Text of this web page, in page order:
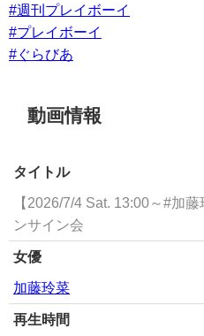
#週刊プレイボーイ
#プレイボーイ
#ぐらびあ
動画情報
タイトル
【2026/7/4 Sat. 13:00～#加
ンサイン会
女優
加藤玲菜
再生時間